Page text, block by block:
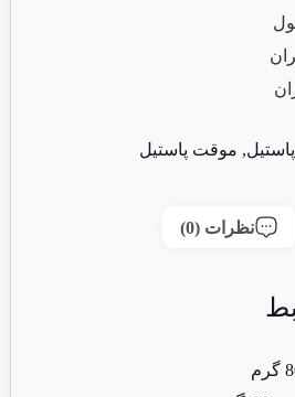
, موقت پاستیل
نظرات (0)